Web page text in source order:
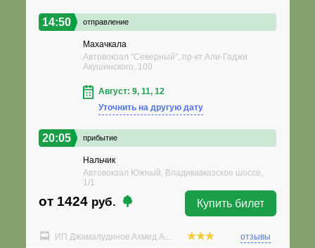
14:50 отправление
Махачкала
Автовокзал "Северный", пр-кт Али-Гаджи
Акушинского, 100
Август: 9, 11, 12
Уточнить на другую дату
20:05 прибытие
Нальчик
Автовокзал Южный, Владикавказское шоссе,
1/1
от 1424 руб. Купить билет
ИП Джамалудинов Ахмед А... отзывы